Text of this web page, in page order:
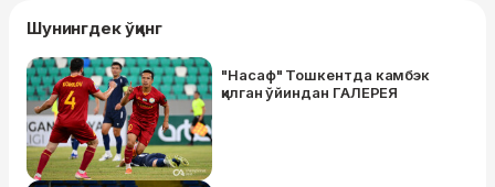
Шунингдек ўқинг
"Насаф" Тошкентда камбэк
қилган ўйиндан ГАЛЕРЕЯ